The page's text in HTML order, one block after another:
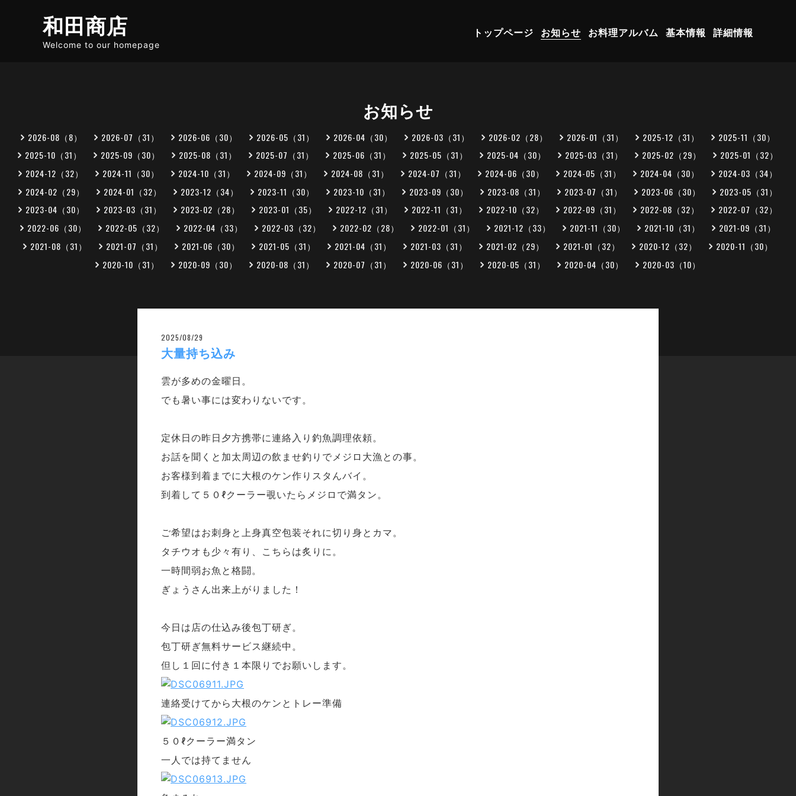
和田商店
Welcome to our homepage
トップページ お知らせ お料理アルバム 基本情報 詳細情報
お知らせ
2026-08（8） 2026-07（31） 2026-06（30） 2026-05（31） 2026-04（30） 2026-03（31） 2026-02（28） 2026-01（31） 2025-12（31）
2025-11（30）
2025-10（31）
2025-09（30） 2025-08（31） 2025-07（31） 2025-06（31） 2025-05（31） 2025-04（30） 2025-03（31） 2025-02（29）
2025-01（32）
2024-12（32）
2024-11（30） 2024-10（31） 2024-09（31） 2024-08（31） 2024-07（31） 2024-06（30） 2024-05（31） 2024-04（30）
2024-03（34）
2024-02（29）
2024-01（32） 2023-12（34） 2023-11（30） 2023-10（31） 2023-09（30） 2023-08（31） 2023-07（31） 2023-06（30）
2023-05（31）
2023-04（30）
2023-03（31） 2023-02（28） 2023-01（35） 2022-12（31） 2022-11（31） 2022-10（32） 2022-09（31） 2022-08（32）
2022-07（32）
2022-06（30）
2022-05（32） 2022-04（33） 2022-03（32） 2022-02（28） 2022-01（31） 2021-12（33） 2021-11（30） 2021-10（31）
2021-09（31）
2021-08（31）
2021-07（31） 2021-06（30） 2021-05（31） 2021-04（31） 2021-03（31） 2021-02（29） 2021-01（32） 2020-12（32）
2020-11（30）
2020-10（31）
2020-09（30） 2020-08（31） 2020-07（31） 2020-06（31） 2020-05（31） 2020-04（30） 2020-03（10）
2025/08/29
大量持ち込み
雲が多めの金曜日。
でも暑い事には変わりないです。
定休日の昨日夕方携帯に連絡入り釣魚調理依頼。
お話を聞くと加太周辺の飲ませ釣りでメジロ大漁との事。
お客様到着までに大根のケン作りスタんバイ。
到着して５０ℓクーラー覗いたらメジロで満タン。
ご希望はお刺身と上身真空包装それに切り身とカマ。
タチウオも少々有り、こちらは炙りに。
一時間弱お魚と格闘。
ぎょうさん出来上がりました！
今日は店の仕込み後包丁研ぎ。
包丁研ぎ無料サービス継続中。
但し１回に付き１本限りでお願いします。
連絡受けてから大根のケンとトレー準備
５０ℓクーラー満タン
一人では持てません